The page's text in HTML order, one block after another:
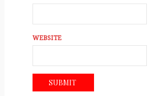
WEBSITE